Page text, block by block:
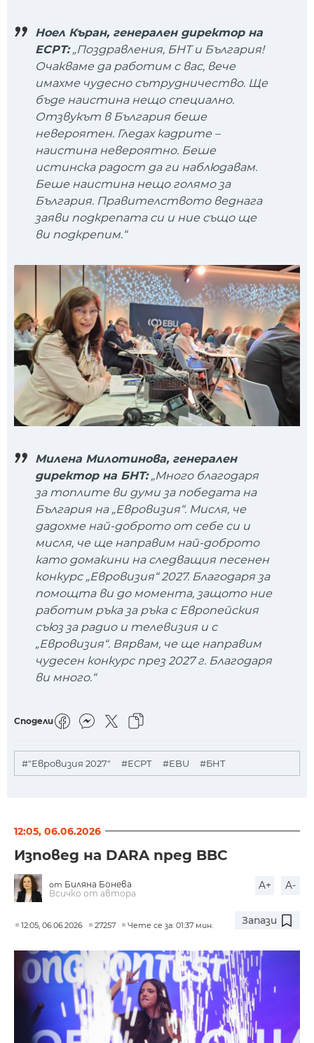
Ноел Къран, генерален директор на
ЕСРТ:„Поздравления, БНТ и България!
Очакваме да работим с вас, вече
имахме чудесно сътрудничество. Ще
бъде наистина нещо специално.
Отзвукът в България беше
невероятен. Гледах кадрите –
наистина невероятно. Беше
истинска радост да ги наблюдавам.
Беше наистина нещо голямо за
България. Правителството веднага
заяви подкрепата си и ние също ще
ви подкрепим.“
Милена Милотинова, генерален
директор на БНТ:„Много благодаря
за топлите ви думи за победата на
България на „Евровизия“. Мисля, че
дадохме най-доброто от себе си и
мисля, че ще направим най-доброто
като домакини на следващия песенен
конкурс „Евровизия“ 2027. Благодаря за
помощта ви до момента, защото ние
работим ръка за ръка с Европейския
съюз за радио и телевизия и с
„Евровизия“. Вярвам, че ще направим
чудесен конкурс през 2027 г. Благодаря
ви много.“
Сподели
#"Евровизия 2027" #ЕСРТ #EBU #БНТ
12:05, 06.06.2026
Изповед на DARA пред BBC
от Биляна Бонева
Всичко от автора
A+ A-
12:05, 06.06.2026 27257 Чете се за: 01:37 мин. Запази